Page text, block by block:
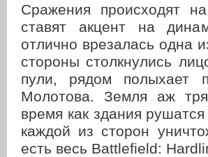
Сражения происходят
ставят акцент на
отлично врезалась одна
стороны столкнулись
пули, рядом полыхает
Молотова. Земля аж
время как здания
каждой из сторон
есть весь Battlefield: